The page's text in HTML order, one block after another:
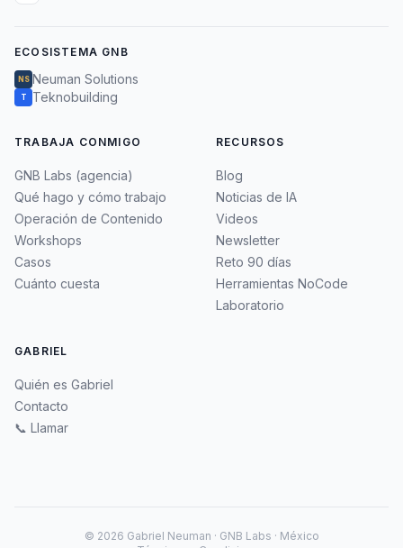
ECOSISTEMA GNB
NS Neuman Solutions
T Teknobuilding
TRABAJA CONMIGO
GNB Labs (agencia)
Qué hago y cómo trabajo
Operación de Contenido
Workshops
Casos
Cuánto cuesta
RECURSOS
Blog
Noticias de IA
Videos
Newsletter
Reto 90 días
Herramientas NoCode
Laboratorio
GABRIEL
Quién es Gabriel
Contacto
📞 Llamar
© 2026 Gabriel Neuman · GNB Labs · México